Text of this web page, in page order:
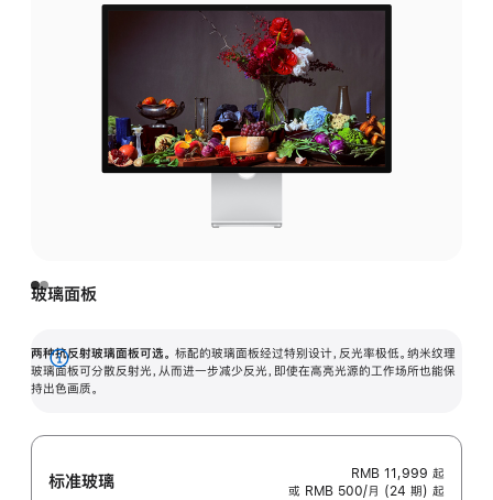
玻璃面板
两种抗反射玻璃面板可选。 标配的玻璃面板经过特别设计，反光率极低。纳米纹理
玻璃面板可分散反射光，从而进一步减少反光，即使在高亮光源的工作场所也能保
持出色画质。
展
开
标准玻璃 RMB 11,999 起
或 RMB 500/月 (24 期) 起